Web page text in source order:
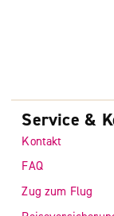
Service &
Kontakt
FAQ
Zug zum Flug